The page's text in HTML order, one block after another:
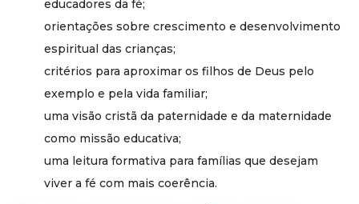
dentro de casa.
Os pais são os primeiros e principais educadores dos seus
filhos. Estão com eles desde o momento em que nascem
e, desde então, são responsáveis por dar-lhes tanto o
guiamento como o bom exemplo nas virtudes. Porém,
sobre pais e filhos está um mesmo Pai comum, que quer
que todos os seus filhos o amem e conheçam.
educadores da fé;
orientações sobre crescimento e desenvolvimento
espiritual das crianças;
critérios para aproximar os filhos de Deus pelo
exemplo e pela vida familiar;
uma visão cristã da paternidade e da maternidade
como missão educativa;
uma leitura formativa para famílias que desejam
viver a fé com mais coerência.